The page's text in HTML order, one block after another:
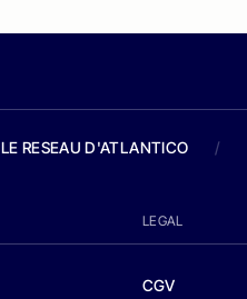
LE RESEAU D'ATLANTICO /
LEGAL
CGV